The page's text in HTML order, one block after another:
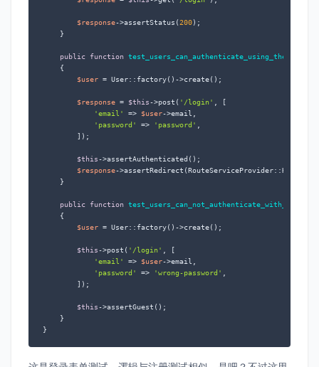
$response->assertStatus(200);
    }
public function
{
$user = User::factory()->create();
$response = $this->post( '/login'
, [
'email'
=> $user->email,
'password'
=> 'password'
        ]);
$this->assertAuthenticated();
$response->assertRedirect(RouteServiceProvider::HOME);
    }
public function
{
$user = User::factory()->create();
$this->post( '/login'
, [
'email'
=> $user->email,
'password'
=> 'wrong-password'
        ]);
$this->assertGuest();
    }
}